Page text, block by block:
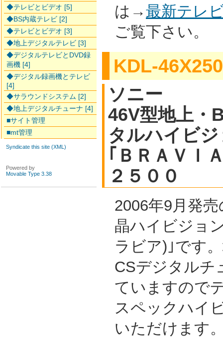
は→最新テレ
ご覧下さい。
KDL-
ソニー
46V型地上・
タルハイビ
｢ＢＲＡＶＩ
２５００
2006年9月発
晶ハイビジョ
ラビア)｣です
CSデジタルチ
ていますので
スペックハイ
いただけます
◆テレビとビデオ [5]
◆BS内蔵テレビ [2]
◆テレビとビデオ [3]
◆地上デジタルテレビ [3]
◆デジタルテレビとDVD録
画機 [4]
◆デジタル録画機とテレビ
[4]
◆サラウンドシステム [2]
◆地上デジタルチューナ [4]
■サイト管理
■mt管理
Syndicate this site (XML)
Powered by
Movable Type 3.38